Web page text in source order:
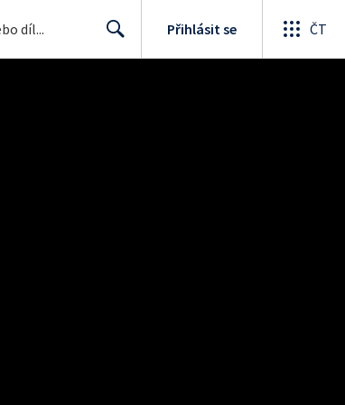
Přihlásit se ČT